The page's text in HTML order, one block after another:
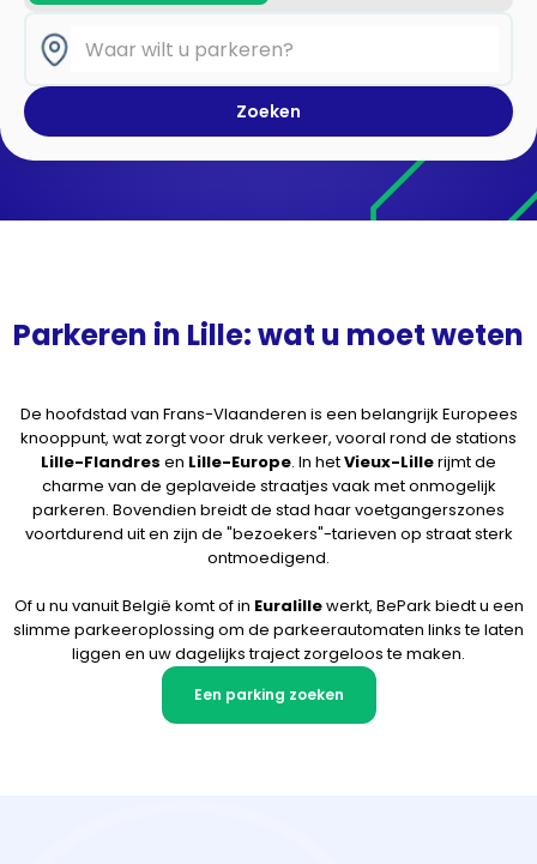
Parkeren in Lille: wat u moet weten
De hoofdstad van Frans-Vlaanderen is een belangrijk Europees
knooppunt, wat zorgt voor druk verkeer, vooral rond de stations
Lille-Flandres en Lille-Europe. In hetVieux-Lillerijmt de
charme van de geplaveide straatjes vaak met onmogelijk
parkeren. Bovendien breidt de stad haar voetgangerszones
voortdurend uit en zijn de "bezoekers"-tarieven op straat sterk
ontmoedigend.
Of u nu vanuit België komt of in Euralillewerkt, BePark biedt u een
slimme parkeeroplossing om de parkeerautomaten links te laten
liggen en uw dagelijks traject zorgeloos te maken.
Een parking zoeken